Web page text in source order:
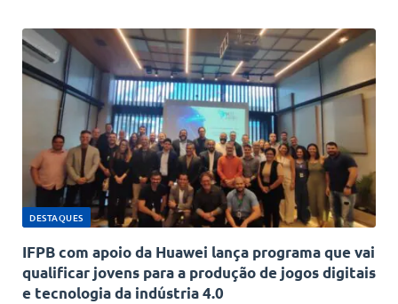
DESTAQUES
IFPB com apoio da Huawei lança programa que vai
qualificar jovens para a produção de jogos digitais
e tecnologia da indústria 4.0